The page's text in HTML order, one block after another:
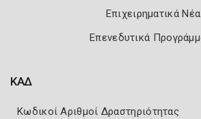
Επιχειρηματικά Νέα
Επενεδυτικά
ΚΑΔ
Κωδικοί Αριθμοί Δραστηριότητας